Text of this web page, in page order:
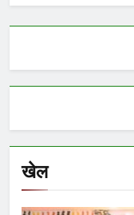
खेल